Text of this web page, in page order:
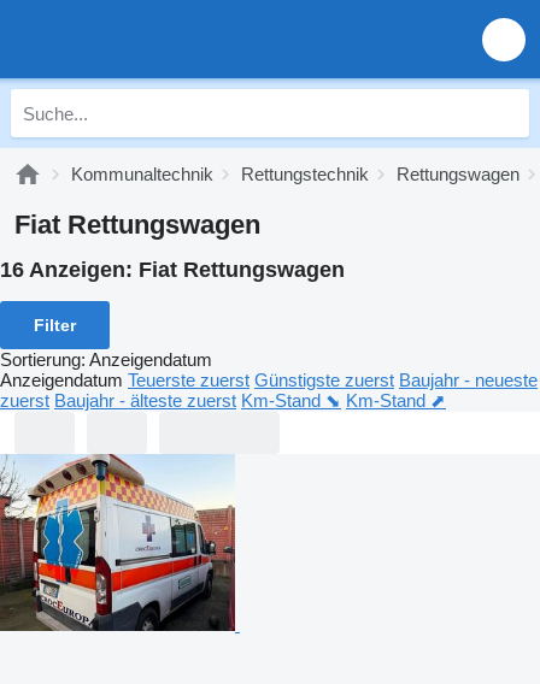
Kommunaltechnik Rettungstechnik Rettungswagen
Fiat Rettungswagen
16 Anzeigen: Fiat Rettungswagen
Filter
Sortierung: Anzeigendatum
Anzeigendatum Teuerste zuerst Günstigste zuerst Baujahr - neueste
zuerst Baujahr - älteste zuerst Km-Stand ⬊ Km-Stand ⬈